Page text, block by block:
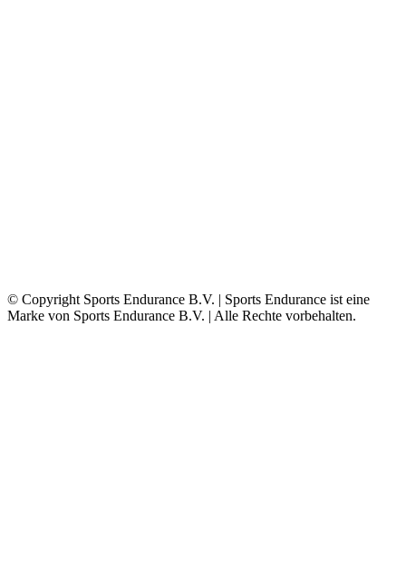
© Copyright Sports Endurance B.V. | Sports Endurance ist eine
Marke von Sports Endurance B.V. | Alle Rechte vorbehalten.